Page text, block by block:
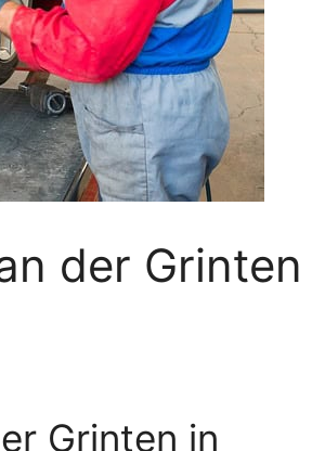
der Grinten
Grinten in